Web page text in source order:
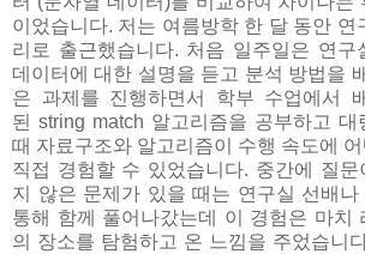
이었습니다. 저는 여름방학 한 달 동안 연
리로 출근했습니다. 처음 일주일은 연구
데이터에 대한 설명을 듣고 분석 방법을
은 과제를 진행하면서 학부 수업에서
된 string match 알고리즘을 공부하고
때 자료구조와 알고리즘이 수행 속도에 어
직접 경험할 수 있었습니다. 중간에 질문
지 않은 문제가 있을 때는 연구실 선배나
통해 함께 풀어나갔는데 이 경험은 마치
의 장소를 탐험하고 온 느낌을 주었습니